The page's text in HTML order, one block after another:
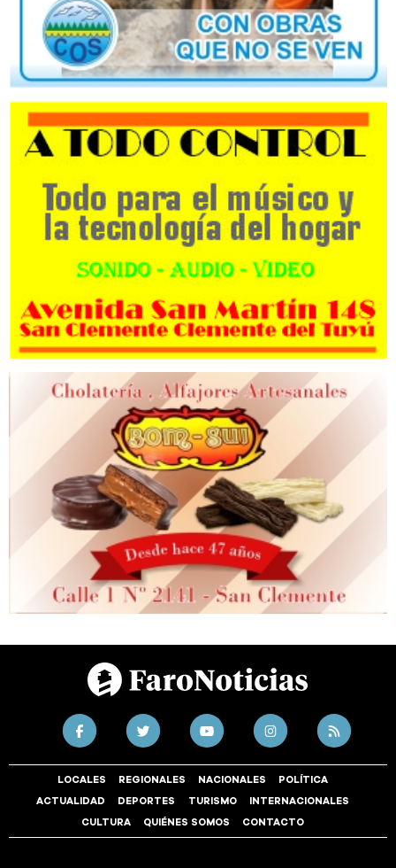
LOCALES REGIONALES NACIONALES POLÍTICA
ACTUALIDAD DEPORTES TURISMO INTERNACIONALES
CULTURA QUIÉNES SOMOS CONTACTO